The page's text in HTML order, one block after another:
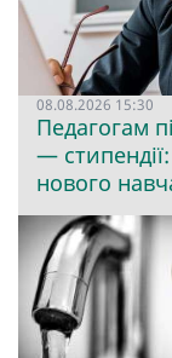
08.08.2026 15:30
Педагогам
—
нового